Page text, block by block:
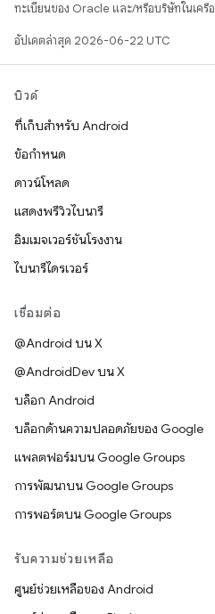
ทะเบียนของ Oracle และ/หรือบริษัทในเครือ
อัปเดตล่าสุด 2026-06-22 UTC
บิวด์
ที่เก็บสำหรับ Android
ข้อกำหนด
ดาวน์โหลด
แสดงพรีวิวไบนารี
อิมเมจเวอร์ชันโรงงาน
ไบนารีไดรเวอร์
เชื่อมต่อ
@Android บน X
@AndroidDev บน X
บล็อก Android
บล็อกด้านความปลอดภัยของ Google
แพลตฟอร์มบน Google Groups
การพัฒนาบน Google Groups
การพอร์ตบน Google Groups
รับความช่วยเหลือ
ศูนย์ช่วยเหลือของ Android